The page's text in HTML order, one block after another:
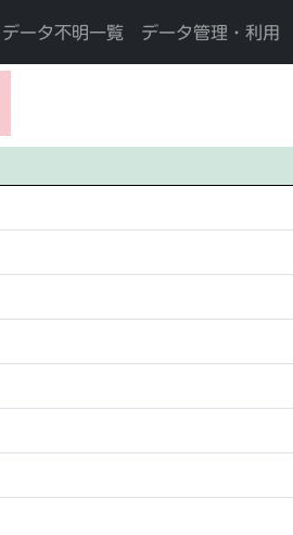
データ不明一覧 データ管理・利用